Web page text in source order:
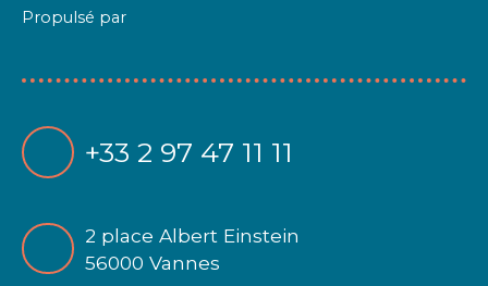
Propulsé par
+33 2 97 47 11 11
2 place Albert Einstein
56000 Vannes